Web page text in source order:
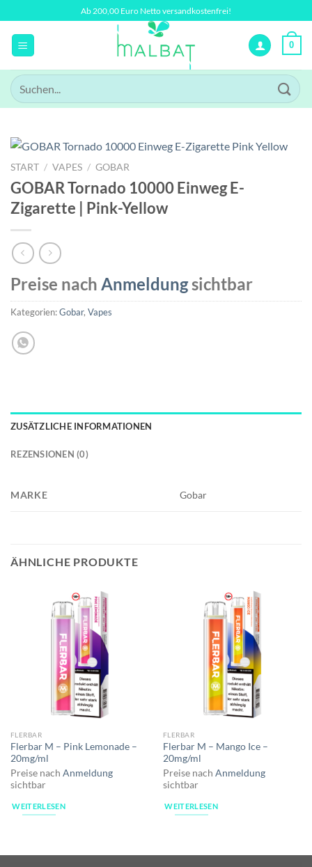
Inhalt
springen
Ab 200,00 Euro Netto versandkostenfrei!
0
Suchen
nach:
START / VAPES / GOBAR
GOBAR Tornado 10000 Einweg E-
Zigarette | Pink-Yellow
Preise nach Anmeldungsichtbar
Kategorien:Gobar, Vapes
ZUSÄTZLICHE INFORMATIONEN
REZENSIONEN (0)
MARKE Gobar
ÄHNLICHE PRODUKTE
FLERBAR
Flerbar M – Pink Lemonade –
20mg/ml
Preise nach Anmeldung
sichtbar
WEITERLESEN
FLERBAR
Flerbar M – Mango Ice –
20mg/ml
Preise nach Anmeldung
sichtbar
WEITERLESEN